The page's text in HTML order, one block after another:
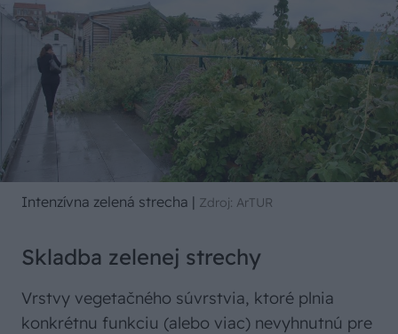
Intenzívna zelená strecha | Zdroj: ArTUR
Skladba zelenej strechy
Vrstvy vegetačného súvrstvia, ktoré plnia
konkrétnu funkciu (alebo viac) nevyhnutnú pre